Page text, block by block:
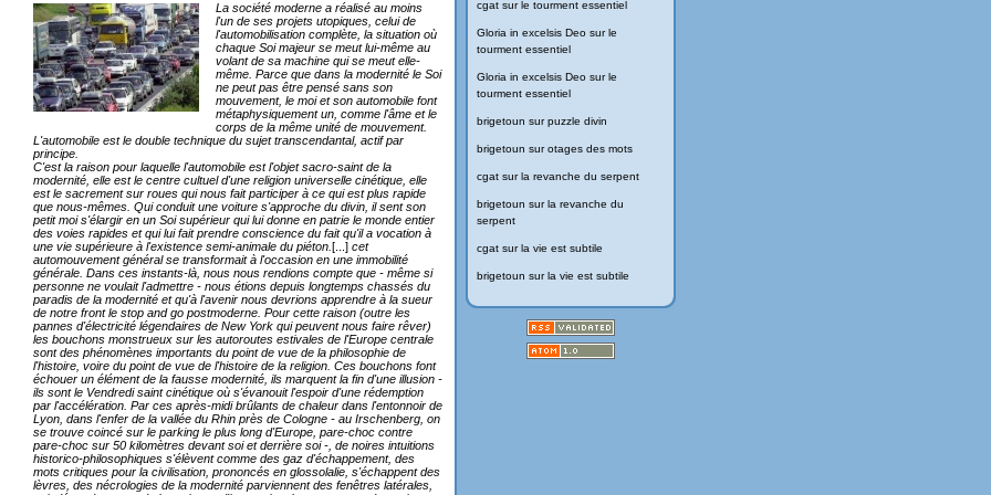
cgatsurle tourment essentiel
Gloria in excelsis Deosurle
tourment essentiel
Gloria in excelsis Deosurle
tourment essentiel
brigetoun surpuzzle divin
brigetoun surotages des mots
cgatsurla revanche du serpent
brigetoun surla revanche du
serpent
cgatsurla vie est subtile
brigetoun surla vie est subtile
La société moderne a réalisé au moins
l'un de ses projets utopiques, celui de
l'automobilisation complète, la situation où
chaque Soi majeur se meut lui-même au
volant de sa machine qui se meut elle-
même. Parce que dans la modernité le Soi
ne peut pas être pensé sans son
mouvement, le moi et son automobile font
métaphysiquement un, comme l'âme et le
corps de la même unité de mouvement.
L'automobile est le double technique du sujet transcendantal, actif par
principe.
C'est la raison pour laquelle l'automobile est l'objet sacro-saint de la
modernité, elle est le centre cultuel d'une religion universelle cinétique, elle
est le sacrement sur roues qui nous fait participer à ce qui est plus rapide
que nous-mêmes. Qui conduit une voiture s'approche du divin, il sent son
petit moi s'élargir en un Soi supérieur qui lui donne en patrie le monde entier
des voies rapides et qui lui fait prendre conscience du fait qu'il a vocation à
une vie supérieure à l'existence semi-animale du piéton. [...] cet
automouvement général se transformait à l'occasion en une immobilité
générale. Dans ces instants-là, nous nous rendions compte que - même si
personne ne voulait l'admettre - nous étions depuis longtemps chassés du
paradis de la modernité et qu'à l'avenir nous devrions apprendre à la sueur
de notre front le stop and go postmoderne. Pour cette raison (outre les
pannes d'électricité légendaires de New York qui peuvent nous faire rêver)
les bouchons monstrueux sur les autoroutes estivales de l'Europe centrale
sont des phénomènes importants du point de vue de la philosophie de
l'histoire, voire du point de vue de l'histoire de la religion. Ces bouchons font
échouer un élément de la fausse modernité, ils marquent la fin d'une illusion -
ils sont le Vendredi saint cinétique où s'évanouit l'espoir d'une rédemption
par l'accélération. Par ces après-midi brûlants de chaleur dans l'entonnoir de
Lyon, dans l'enfer de la vallée du Rhin près de Cologne - au Irschenberg, on
se trouve coincé sur le parking le plus long d'Europe, pare-choc contre
pare-choc sur 50 kilomètres devant soi et derrière soi -, de noires intuitions
historico-philosophiques s'élèvent comme des gaz d'échappement, des
mots critiques pour la civilisation, prononcés en glossolalie, s'échappent des
lèvres, des nécrologies de la modernité parviennent des fenêtres latérales,